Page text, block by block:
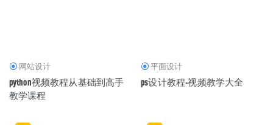
网站设计
python视频教程从基础到高手
教学课程
平面设计
ps设计教程-视频教学大全